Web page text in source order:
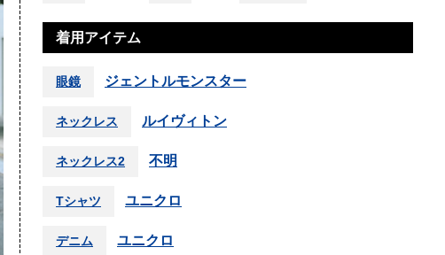
着用アイテム
眼鏡 ジェントルモンスター
ネックレス ルイヴィトン
ネックレス2 不明
Tシャツ ユニクロ
デニム ユニクロ